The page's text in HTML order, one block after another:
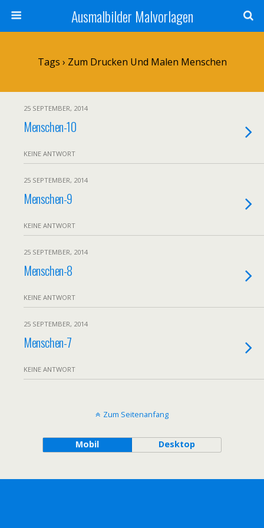
Ausmalbilder Malvorlagen
Tags › Zum Drucken Und Malen Menschen
25 SEPTEMBER, 2014
Menschen-10
KEINE ANTWORT
25 SEPTEMBER, 2014
Menschen-9
KEINE ANTWORT
25 SEPTEMBER, 2014
Menschen-8
KEINE ANTWORT
25 SEPTEMBER, 2014
Menschen-7
KEINE ANTWORT
Zum Seitenanfang
Mobil Desktop